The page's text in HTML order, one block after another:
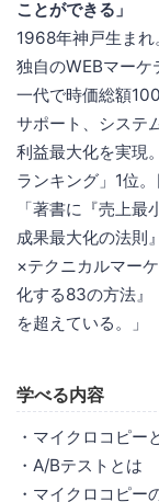
ことができる」
1968年神戸生まれ
独自のWEBマーケ
一代で時価総額
サポート、システ
利益最大化を実現
ランキング」1位
「著書に『売上最
成果最大化の法則
×テクニカルマー
化する83の方法』
を超えている。」
学べる内容
・マイクロコピー
・A/Bテストとは
・マイクロコピー